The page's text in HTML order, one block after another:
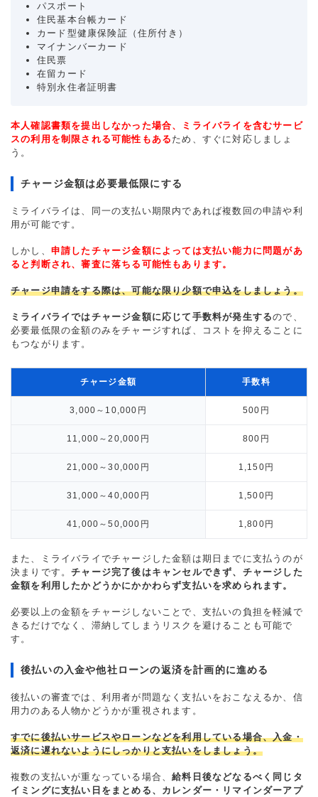
パスポート
住民基本台帳カード
カード型健康保険証（住所付き）
マイナンバーカード
住民票
在留カード
特別永住者証明書
本人確認書類を提出しなかった場合、ミライバライを含むサービ
スの利用を制限される可能性もある ため、すぐに対応しましょ
う。
チャージ金額は必要最低限にする
ミライバライは、同一の支払い期限内であれば複数回の申請や利
用が可能です。
しかし、 申請したチャージ金額によっては支払い能力に問題があ
ると判断され、審査に落ちる可能性もあります。
チャージ申請をする際は、可能な限り少額で申込をしましょう。
ミライバライではチャージ金額に応じて手数料が発生するので、
必要最低限の金額のみをチャージすれば、コストを抑えることに
もつながります。
チャージ金額 手数料
3,000～10,000円 500円
11,000～20,000円 800円
21,000～30,000円 1,150円
31,000～40,000円 1,500円
41,000～50,000円 1,800円
また、ミライバライでチャージした金額は期日までに支払うのが
決まりです。チャージ完了後はキャンセルできず、チャージした
金額を利用したかどうかにかかわらず支払いを求められます。
必要以上の金額をチャージしないことで、支払いの負担を軽減で
きるだけでなく、滞納してしまうリスクを避けることも可能で
す。
後払いの入金や他社ローンの返済を計画的に進める
後払いの審査では、利用者が問題なく支払いをおこなえるか、信
用力のある人物かどうかが重視されます。
すでに後払いサービスやローンなどを利用している場合、入金・
返済に遅れないようにしっかりと支払いをしましょう。
複数の支払いが重なっている場合、給料日後などなるべく同じタ
イミングに支払い日をまとめる、カレンダー・リマインダーアプ